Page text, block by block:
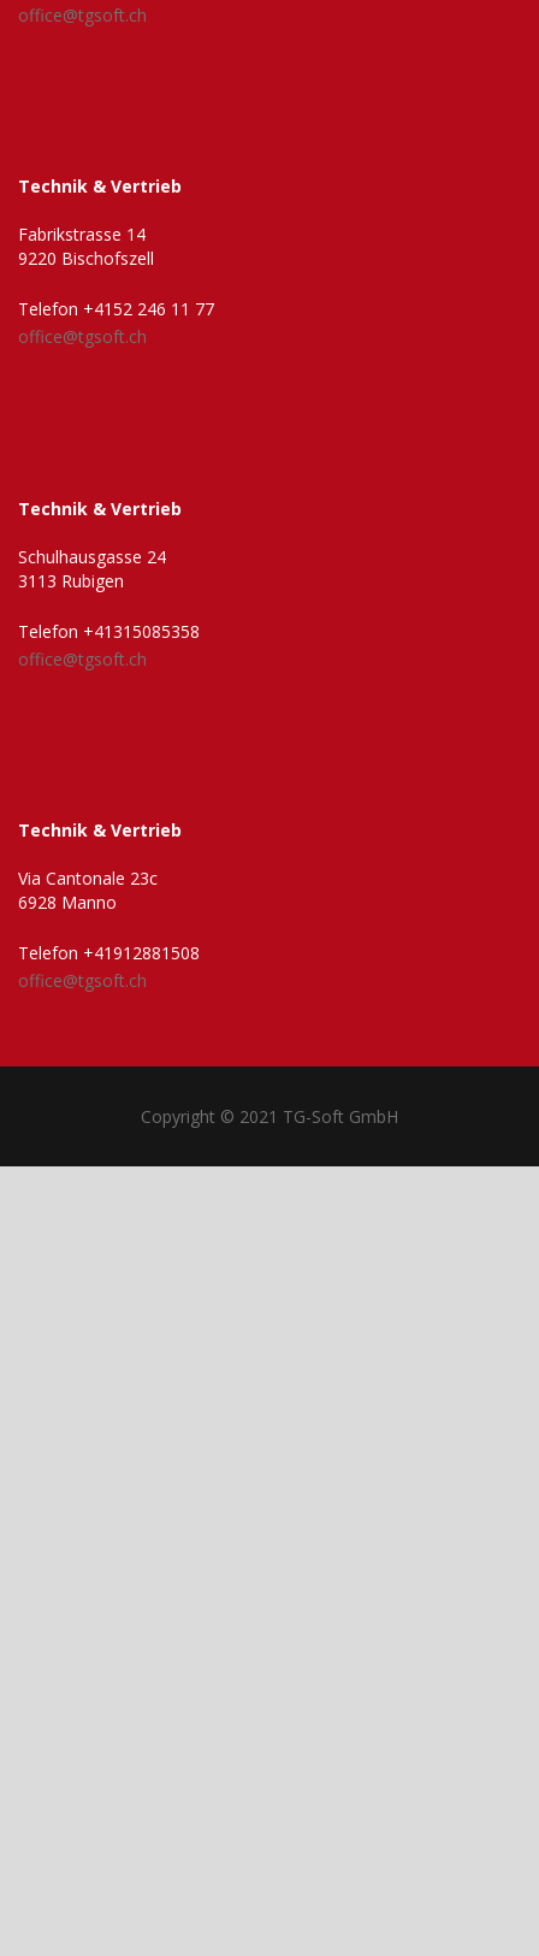
office@tgsoft.ch
Technik & Vertrieb
Fabrikstrasse 14
9220 Bischofszell
Telefon +4152 246 11 77
office@tgsoft.ch
Technik & Vertrieb
Schulhausgasse 24
3113 Rubigen
Telefon +41315085358
office@tgsoft.ch
Technik & Vertrieb
Via Cantonale 23c
6928 Manno
Telefon +41912881508
office@tgsoft.ch
Copyright © 2021 TG-Soft GmbH